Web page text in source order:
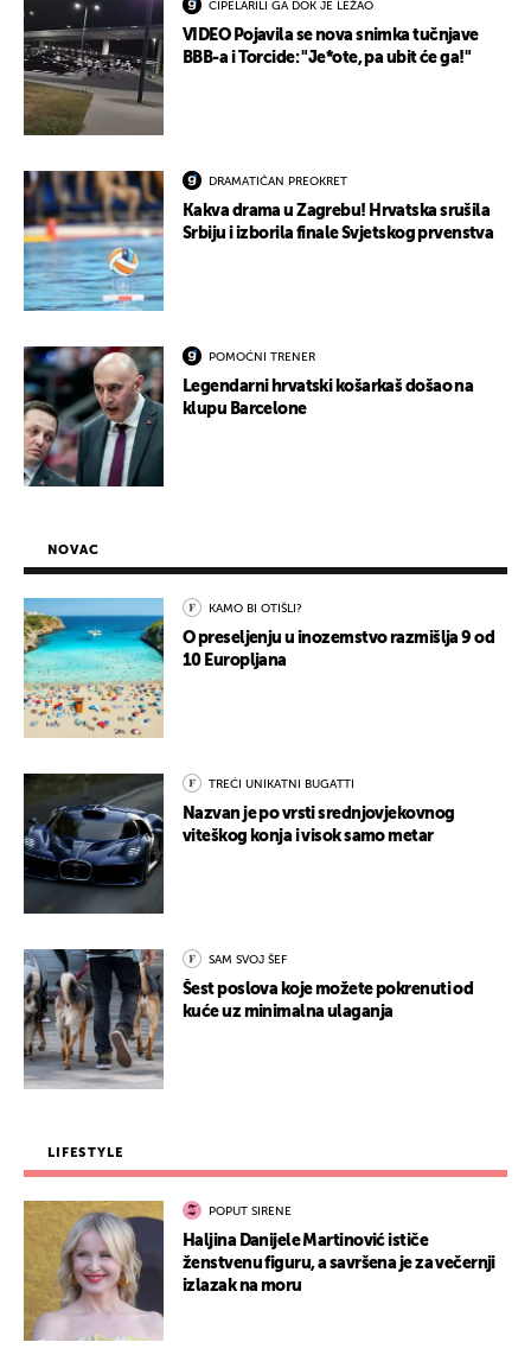
CIPELARILI GA DOK JE LEŽAO
VIDEO Pojavila se nova snimka tučnjave
BBB-a i Torcide: "Je*ote, pa ubit će ga!"
DRAMATIČAN PREOKRET
Kakva drama u Zagrebu! Hrvatska srušila
Srbiju i izborila finale Svjetskog prvenstva
POMOĆNI TRENER
Legendarni hrvatski košarkaš došao na
klupu Barcelone
NOVAC
KAMO BI OTIŠLI?
O preseljenju u inozemstvo razmišlja 9 od
10 Europljana
TREĆI UNIKATNI BUGATTI
Nazvan je po vrsti srednjovjekovnog
viteškog konja i visok samo metar
SAM SVOJ ŠEF
Šest poslova koje možete pokrenuti od
kuće uz minimalna ulaganja
LIFESTYLE
POPUT SIRENE
Haljina Danijele Martinović ističe
ženstvenu figuru, a savršena je za večernji
izlazak na moru